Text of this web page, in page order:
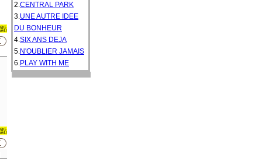
2.CENTRAL PARK
3.UNE AUTRE IDEE
DU BONHEUR
4.SIX ANS DEJA
5.N'OUBLIER JAMAIS
6.PLAY WITH ME